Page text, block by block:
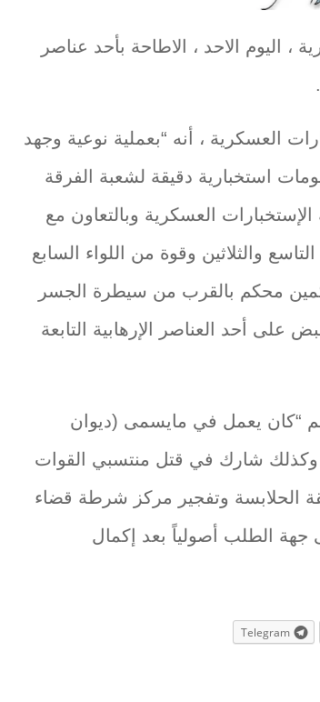
، اليوم الاحد ، الاطاحة بأحد عناصر
العسكرية ، أنه “بعملية نوعية وجهد
استخبارية دقيقة لشعبة الفرقة
الإستخبارات العسكرية وبالتعاون مع
والثلاثين وقوة من اللواء السابع
محكم بالقرب من سيطرة الجسر
على أحد العناصر الإرهابية التابعة
“كان يعمل في مايسمى (ديوان
وكذلك شارك في قتل منتسبي القوات
2014 في منطقة الحلابسة وتفجير مركز شرطة قضاء
جهة الطلب أصولياً بعد إكمال
Telegram